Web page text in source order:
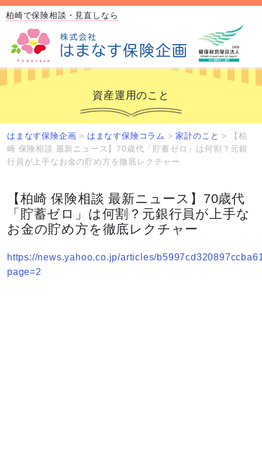
柏崎で保険相談・見直しなら
資産運用のこと
はまなす保険企画 > はまなす保険コラム >家計のこと >
【柏
崎 保険相談 最新ニュース】70歳代「貯蓄ゼロ」は何割？元銀
行員が上手なお金の貯め方を徹底レクチャー
【柏崎 保険相談 最新ニュース】70歳代
「貯蓄ゼロ」は何割？元銀行員が上手な
お金の貯め方を徹底レクチャー
https://news.yahoo.co.jp/articles/
page=2